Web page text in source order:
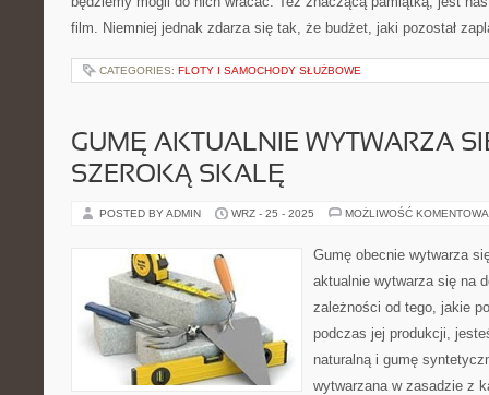
film. Niemniej jednak zdarza się tak, że budżet, jaki pozostał
CATEGORIES: FLOTY I SAMOCHODY SŁUŻBOWE
GUMĘ AKTUALNIE WYTWARZA
SZEROKĄ SKALĘ
POSTED BY ADMIN WRZ - 25 - 2025 MOŻLIWOŚĆ
Gumę obecnie wytwarza
aktualnie wytwarza się na
zależności od tego, jakie
podczas jej produkcji,
naturalną i gumę
wytwarzana w zasadzie z